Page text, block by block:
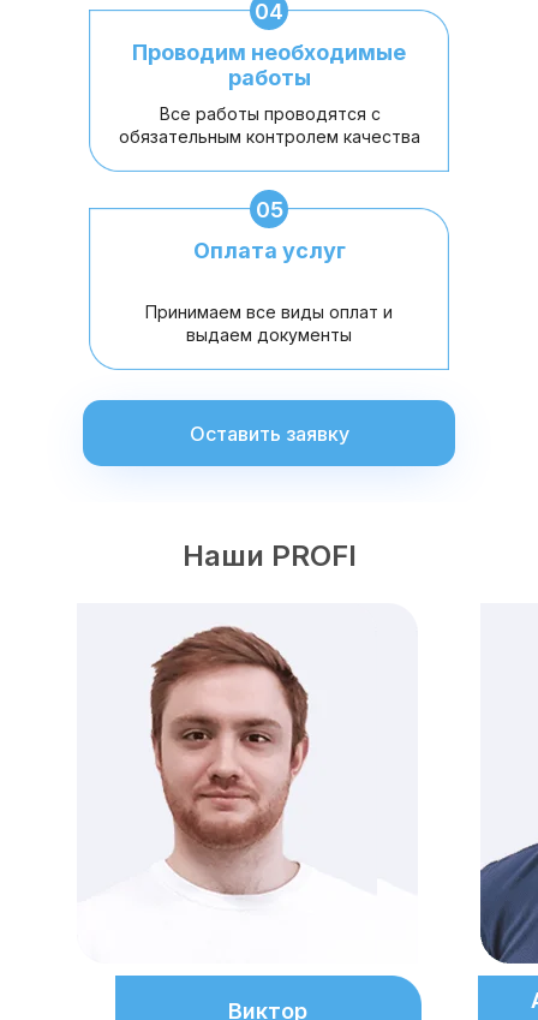
Проводим необходимые
работы
04
Все работы проводятся с
обязательным контролем качества
Оплата услуг
05
Принимаем все виды оплат и
выдаем документы
Оставить заявку
Наши PROFI
Виктор